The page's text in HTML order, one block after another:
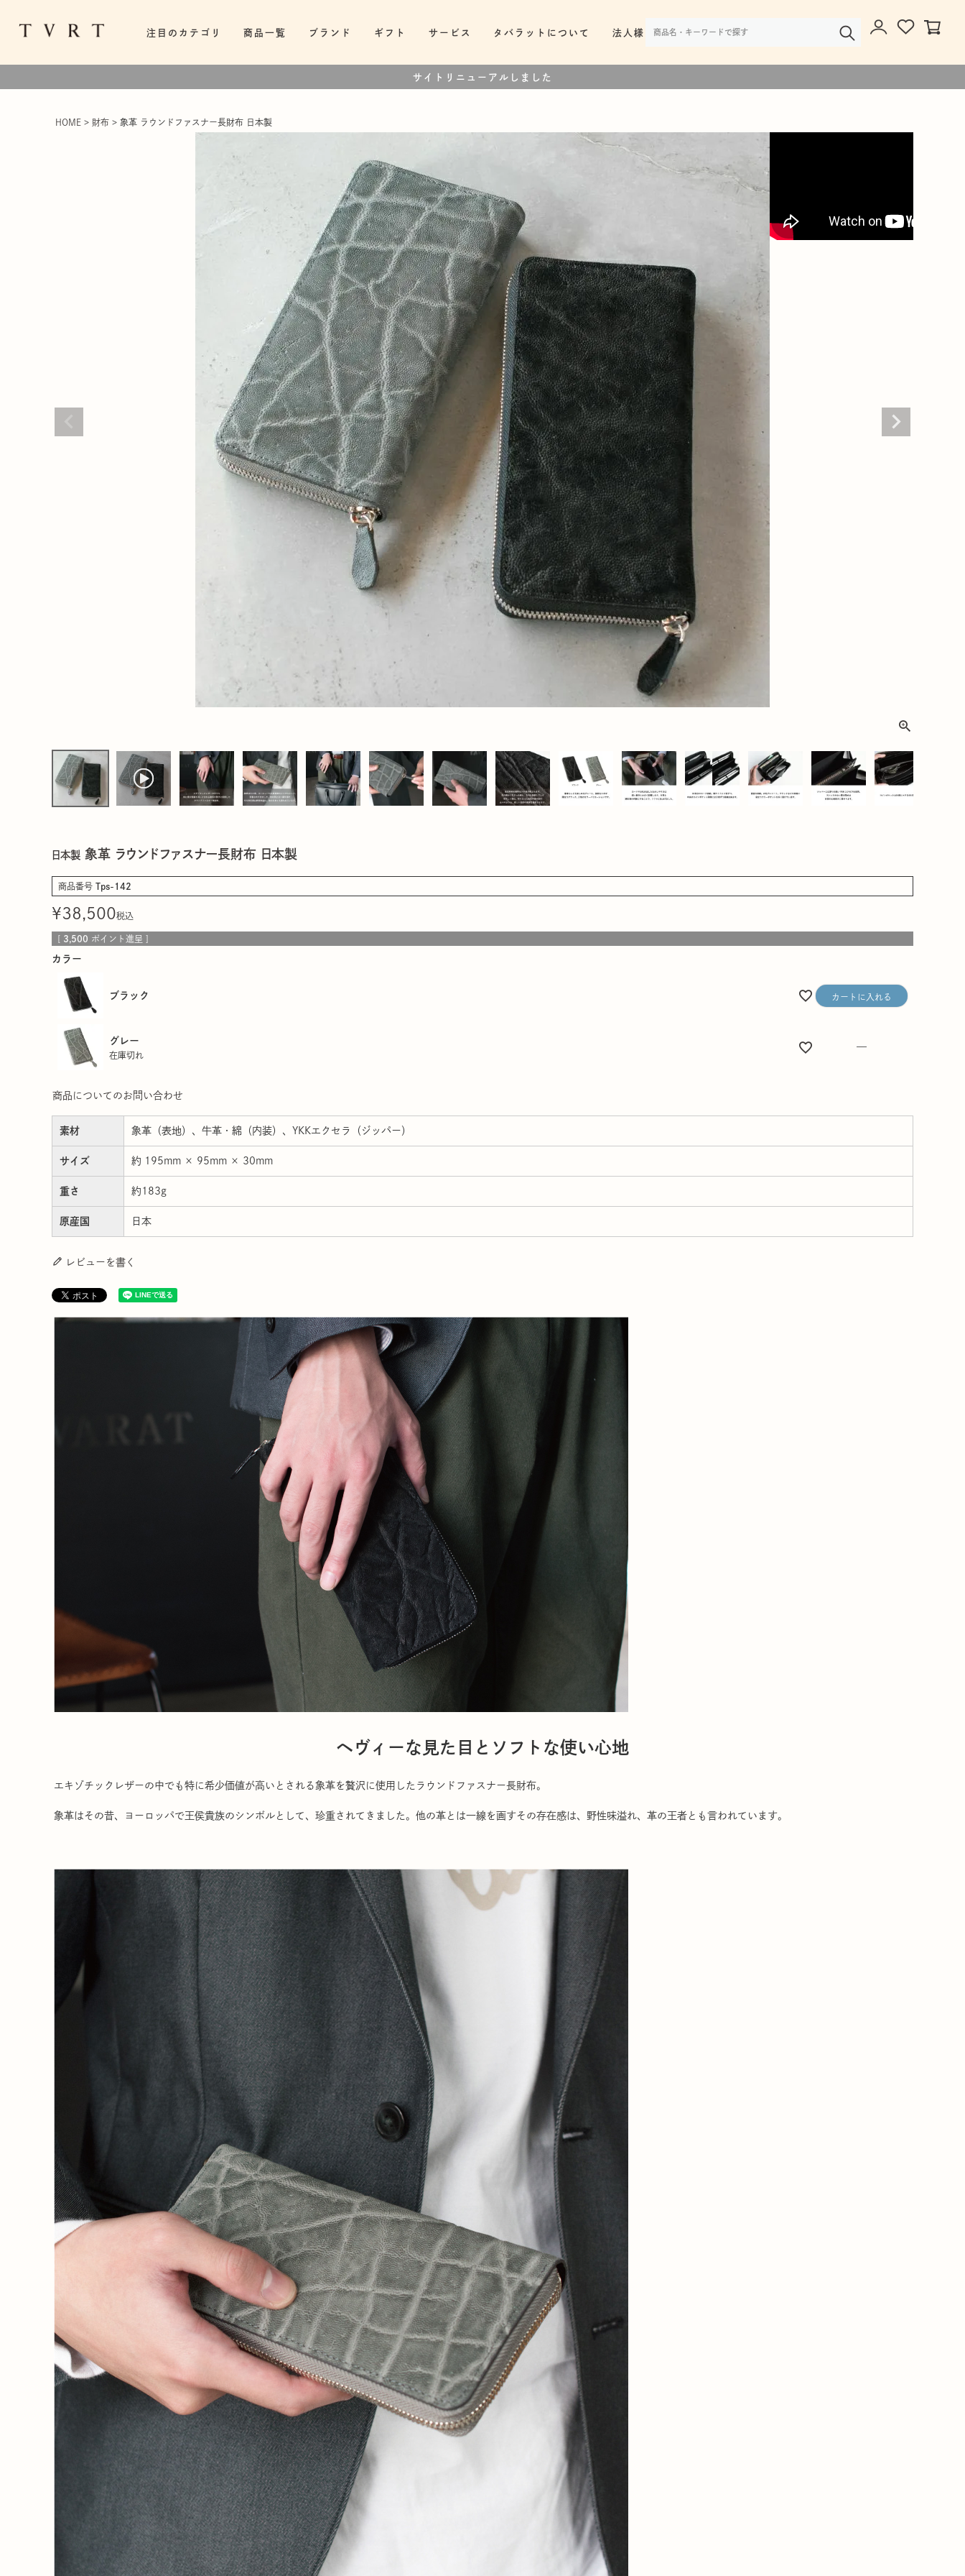
注目のカテゴリ 商品一覧 ブランド ギフト サービス タバラットについて 法人様・大口注文のご相談
サイトリニューアルしました
HOME 財布 象革 ラウンドファスナー長財布 日本製
日本製 象革 ラウンドファスナー長財布 日本製
商品番号 Tps-142
¥38,500税込
3,500 ポイント進呈 ]
カラー
ブラック カートに入れる
グレー
在庫切れ
—
商品についてのお問い合わせ
素材 象革（表地）、牛革・綿（内装）、YKKエクセラ（ジッパー）
サイズ 約 195mm × 95mm × 30mm
重さ 約183g
原産国 日本
レビューを書く
ヘヴィーな見た目とソフトな使い心地
エキゾチックレザーの中でも特に希少価値が高いとされる象革を贅沢に使用したラウンドファスナー長財布。
象革はその昔、ヨーロッパで王侯貴族のシンボルとして、珍重されてきました。他の革とは一線を画すその存在感は、野性味溢れ、革の王者とも言われています。